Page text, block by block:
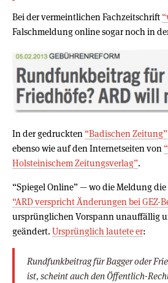
Bei der vermeintlichen Fachzeitschrift
Falschmeldung online sogar noch in
In der gedruckten “Badischen Zeitung”
ebenso wie auf den Internetseiten von
Holsteinischem Zeitungsverlag”.
“Spiegel Online” — wo die Meldung
“ARD verspricht Änderungen bei GEZ-
ursprünglichen Vorspann unauffällig
geändert. Ursprünglich lautete er:
Rundfunkbeitrag für Bagger oder
ist, scheint auch den Öffentlich-